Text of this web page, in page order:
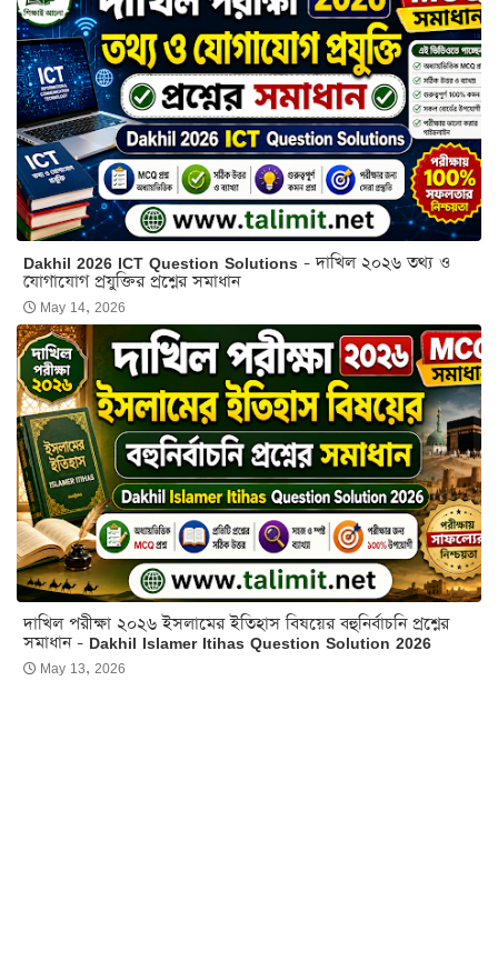
Dakhil 2026 ICT Question Solutions - দাখিল ২০২৬ তথ্য ও
যোগাযোগ প্রযুক্তির প্রশ্নের সমাধান
May 14, 2026
দাখিল পরীক্ষা ২০২৬ ইসলামের ইতিহাস বিষয়ের বহুনির্বাচনি প্রশ্নের
সমাধান - Dakhil Islamer Itihas Question Solution 2026
May 13, 2026